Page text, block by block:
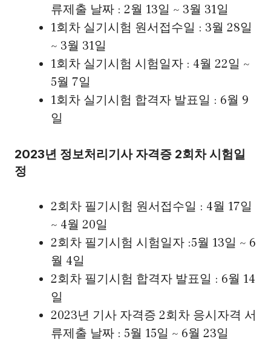
류제출 날짜 : 2월 13일 ~ 3월 31일
1회차 실기시험 원서접수일 : 3월 28일
~ 3월 31일
1회차 실기시험 시험일자 : 4월 22일 ~
5월 7일
1회차 실기시험 합격자 발표일 : 6월 9
일
2023년 정보처리기사 자격증 2회차 시험일
정
2회차 필기시험 원서접수일 : 4월 17일
~ 4월 20일
2회차 필기시험 시험일자 :5월 13일 ~ 6
월 4일
2회차 필기시험 합격자 발표일 : 6월 14
일
2023년 기사 자격증 2회차 응시자격 서
류제출 날짜 : 5월 15일 ~ 6월 23일